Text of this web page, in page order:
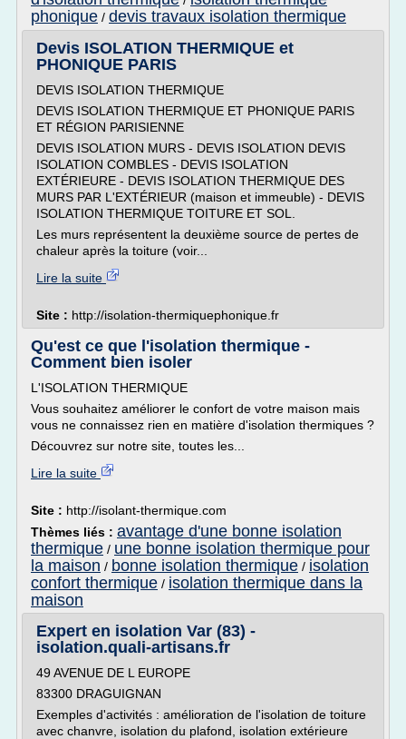
phonique / devis travaux isolation thermique
Devis ISOLATION THERMIQUE et
PHONIQUE PARIS
DEVIS ISOLATION THERMIQUE
DEVIS ISOLATION THERMIQUE ET PHONIQUE PARIS
ET RÉGION PARISIENNE
DEVIS ISOLATION MURS - DEVIS ISOLATION DEVIS
ISOLATION COMBLES - DEVIS ISOLATION
EXTÉRIEURE - DEVIS ISOLATION THERMIQUE DES
MURS PAR L'EXTÉRIEUR (maison et immeuble) - DEVIS
ISOLATION THERMIQUE TOITURE ET SOL.
Les murs représentent la deuxième source de pertes de
chaleur après la toiture (voir...
Lire la suite
Site : http://isolation-thermiquephonique.fr
Qu'est ce que l'isolation thermique -
Comment bien isoler
L'ISOLATION THERMIQUE
Vous souhaitez améliorer le confort de votre maison mais
vous ne connaissez rien en matière d'isolation thermiques ?
Découvrez sur notre site, toutes les...
Lire la suite
Site : http://isolant-thermique.com
Thèmes liés : avantage d'une bonne isolation
thermique / une bonne isolation thermique pour
la maison / bonne isolation thermique / isolation
confort thermique / isolation thermique dans la
maison
Expert en isolation Var (83) -
isolation.quali-artisans.fr
49 AVENUE DE L EUROPE
83300 DRAGUIGNAN
Exemples d'activités : amélioration de l'isolation de toiture
avec chanvre, isolation du plafond, isolation extérieure